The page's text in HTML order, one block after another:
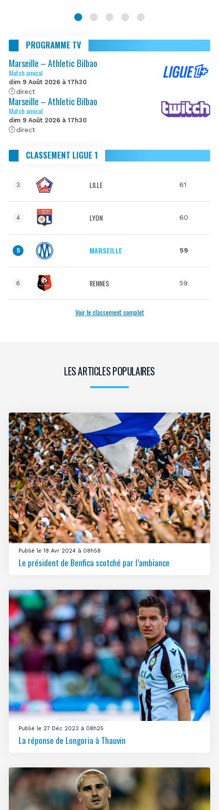
PROGRAMME TV
Marseille – Athletic Bilbao
Match amical
dim 9 Août 2026 à 17h30
direct
Marseille – Athletic Bilbao
Match amical
dim 9 Août 2026 à 17h30
direct
CLASSEMENT LIGUE 1
3 LILLE 61
4 LYON 60
5 MARSEILLE 59
6 RENNES 59
Voir le classement complet
LES ARTICLES POPULAIRES
Publié le 19 Avr 2024 à 08h58
Le président de Benfica scotché par l’ambiance
Publié le 27 Déc 2023 à 08h25
La réponse de Longoria à Thauvin